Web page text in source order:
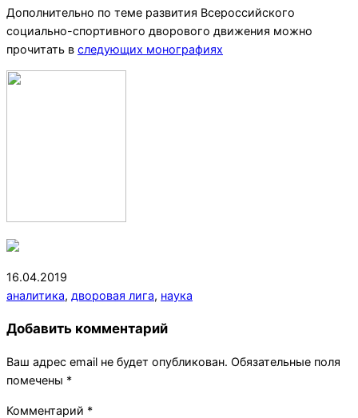
Дополнительно по теме развития Всероссийского
социально-спортивного дворового движения можно
прочитать в следующих монографиях
2019-
04-
16.04.2019
аналитика, дворовая лига, наука
Добавить комментарий
Ваш адрес email не будет опубликован. Обязательные поля
помечены *
Комментарий *